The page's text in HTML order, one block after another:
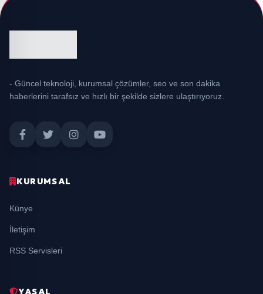
- Güncel teknoloji, kurumsal çözümler, seo ve son dakika
haberlerini tarafsız ve hızlı bir şekilde sizlere ulaştırıyoruz.
KURUMSAL
Künye
İletişim
RSS Servisleri
YASAL